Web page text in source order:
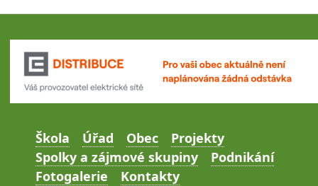
Škola Úřad Obec
Projekty
Spolky a zájmové skupiny
Podnikání
Fotogalerie
Kontakty